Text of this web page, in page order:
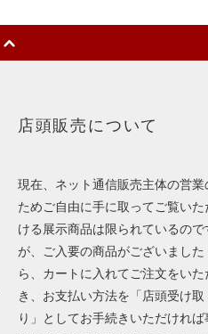
店頭販売について
現在、ネット通信販売主体の営業
ためご自由に手に取ってご覧いた
ける展示商品は限られているので
が、ご入要の商品がございました
ら、カートに入れてご注文をいた
き、お支払い方法を「店頭受け取
り」としてお手続きいただければ